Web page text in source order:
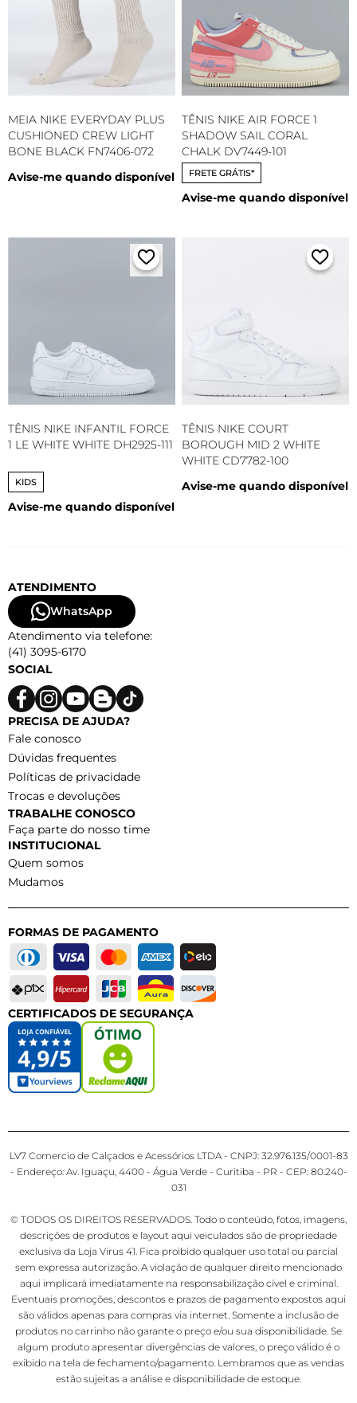
MEIA NIKE EVERYDAY PLUS
CUSHIONED CREW LIGHT
BONE BLACK FN7406-072
Avise-me quando disponível
TÊNIS NIKE AIR FORCE 1
SHADOW SAIL CORAL
CHALK DV7449-101
FRETE GRÁTIS*
Avise-me quando disponível
TÊNIS NIKE INFANTIL FORCE
1 LE WHITE WHITE DH2925-111
KIDS
Avise-me quando disponível
TÊNIS NIKE COURT
BOROUGH MID 2 WHITE
WHITE CD7782-100
Avise-me quando disponível
ATENDIMENTO
WhatsApp
Atendimento via telefone:
(41) 3095-6170
SOCIAL
PRECISA DE AJUDA?
Fale conosco
Dúvidas frequentes
Políticas de privacidade
Trocas e devoluções
TRABALHE CONOSCO
Faça parte do nosso time
INSTITUCIONAL
Quem somos
Mudamos
FORMAS DE PAGAMENTO
CERTIFICADOS DE SEGURANÇA
LV7 Comercio de Calçados e Acessórios LTDA - CNPJ: 32.976.135/0001-83
- Endereço: Av. Iguaçu, 4400 - Água Verde - Curitiba - PR - CEP: 80.240-
031
© TODOS OS DIREITOS RESERVADOS. Todo o conteúdo, fotos, imagens,
descrições de produtos e layout aqui veiculados são de propriedade
exclusiva da Loja Virus 41. Fica proibido qualquer uso total ou parcial
sem expressa autorização. A violação de qualquer direito mencionado
aqui implicará imediatamente na responsabilização cível e criminal.
Eventuais promoções, descontos e prazos de pagamento expostos aqui
são válidos apenas para compras via internet. Somente a inclusão de
produtos no carrinho não garante o preço e/ou sua disponibilidade. Se
algum produto apresentar divergências de valores, o preço válido é o
exibido na tela de fechamento/pagamento. Lembramos que as vendas
estão sujeitas a análise e disponibilidade de estoque.